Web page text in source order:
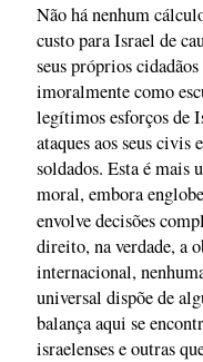
Não há nenhum
custo para Israel de
seus próprios
imoralmente como
legítimos esforços de
ataques aos seus civis
soldados. Esta é mais
moral, embora
envolve decisões
direito, na verdade, a
internacional,
universal dispõe de
balança aqui se
israelenses e outras